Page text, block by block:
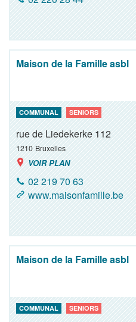
Maison de la Famille asbl
COMMUNAL SENIORS
rue de Liedekerke 112
1210 Bruxelles
VOIR PLAN
02 219 70 63
www.maisonfamille.be
Maison de la Famille asbl
COMMUNAL SENIORS